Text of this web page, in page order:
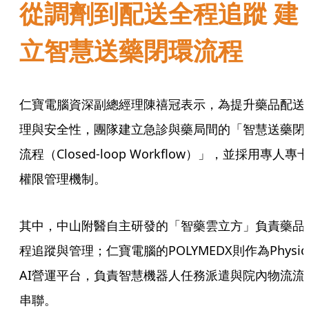
從調劑到配送全程追蹤 建
立智慧送藥閉環流程
仁寶電腦資深副總經理陳禧冠表示，為提升藥品配送
理與安全性，團隊建立急診與藥局間的「智慧送藥閉
流程（Closed-loop Workflow）」，並採用專人專卡
權限管理機制。
其中，中山附醫自主研發的「智藥雲立方」負責藥品
程追蹤與管理；仁寶電腦的POLYMEDX則作為
AI營運平台，負責智慧機器人任務派遣與院內物流流
串聯。